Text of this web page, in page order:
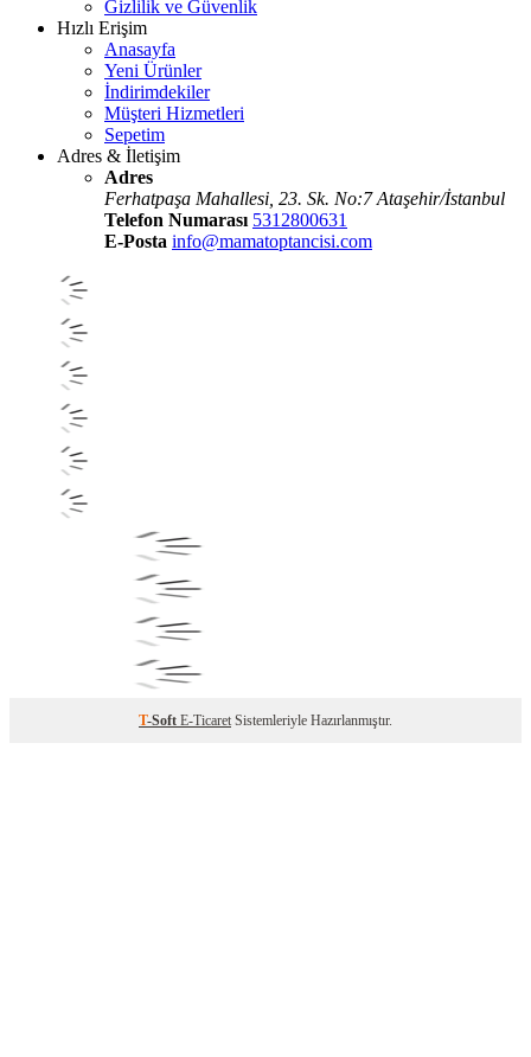
Gizlilik ve Güvenlik
Hızlı Erişim
Anasayfa
Yeni Ürünler
İndirimdekiler
Müşteri Hizmetleri
Sepetim
Adres & İletişim
Adres
Ferhatpaşa Mahallesi, 23. Sk. No:7 Ataşehir/İstanbul
Telefon Numarası 5312800631
E-Posta info@mamatoptancisi.com
T-Soft E-Ticaret Sistemleriyle Hazırlanmıştır.